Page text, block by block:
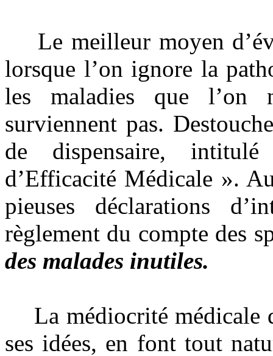
Le meilleur moyen
lorsque l’on ignore la
les maladies que l’on
surviennent pas.
de dispensaire, intitulé
d’Efficacité Médicale ».
pieuses déclarations
règlement du compte des
des malades inutiles.
La médiocrité médicale
ses idées, en font tout